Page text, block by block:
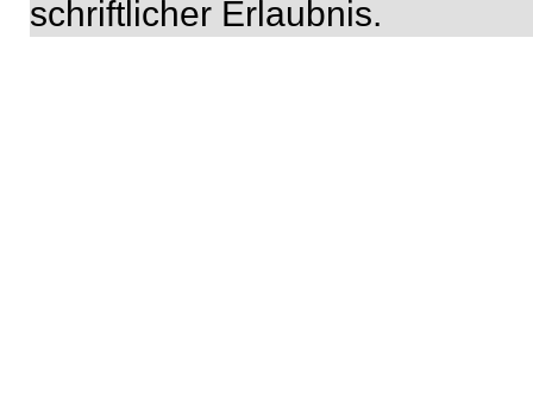
schriftlicher Erlaubnis.